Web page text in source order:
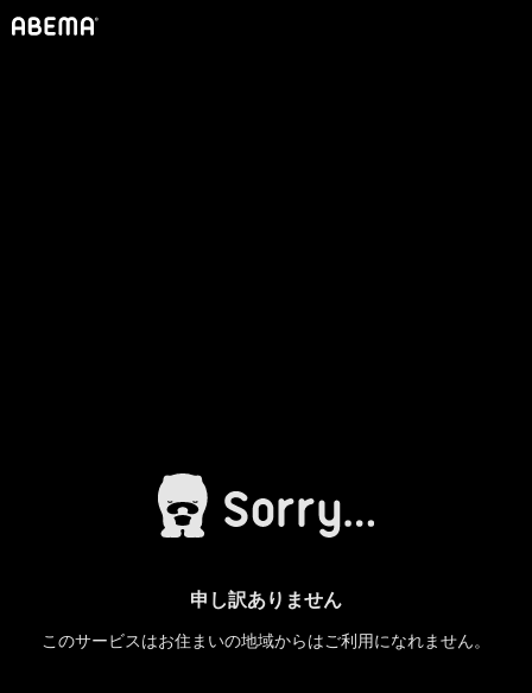
申し訳ありません
このサービスはお住まいの地域からはご利用になれません。